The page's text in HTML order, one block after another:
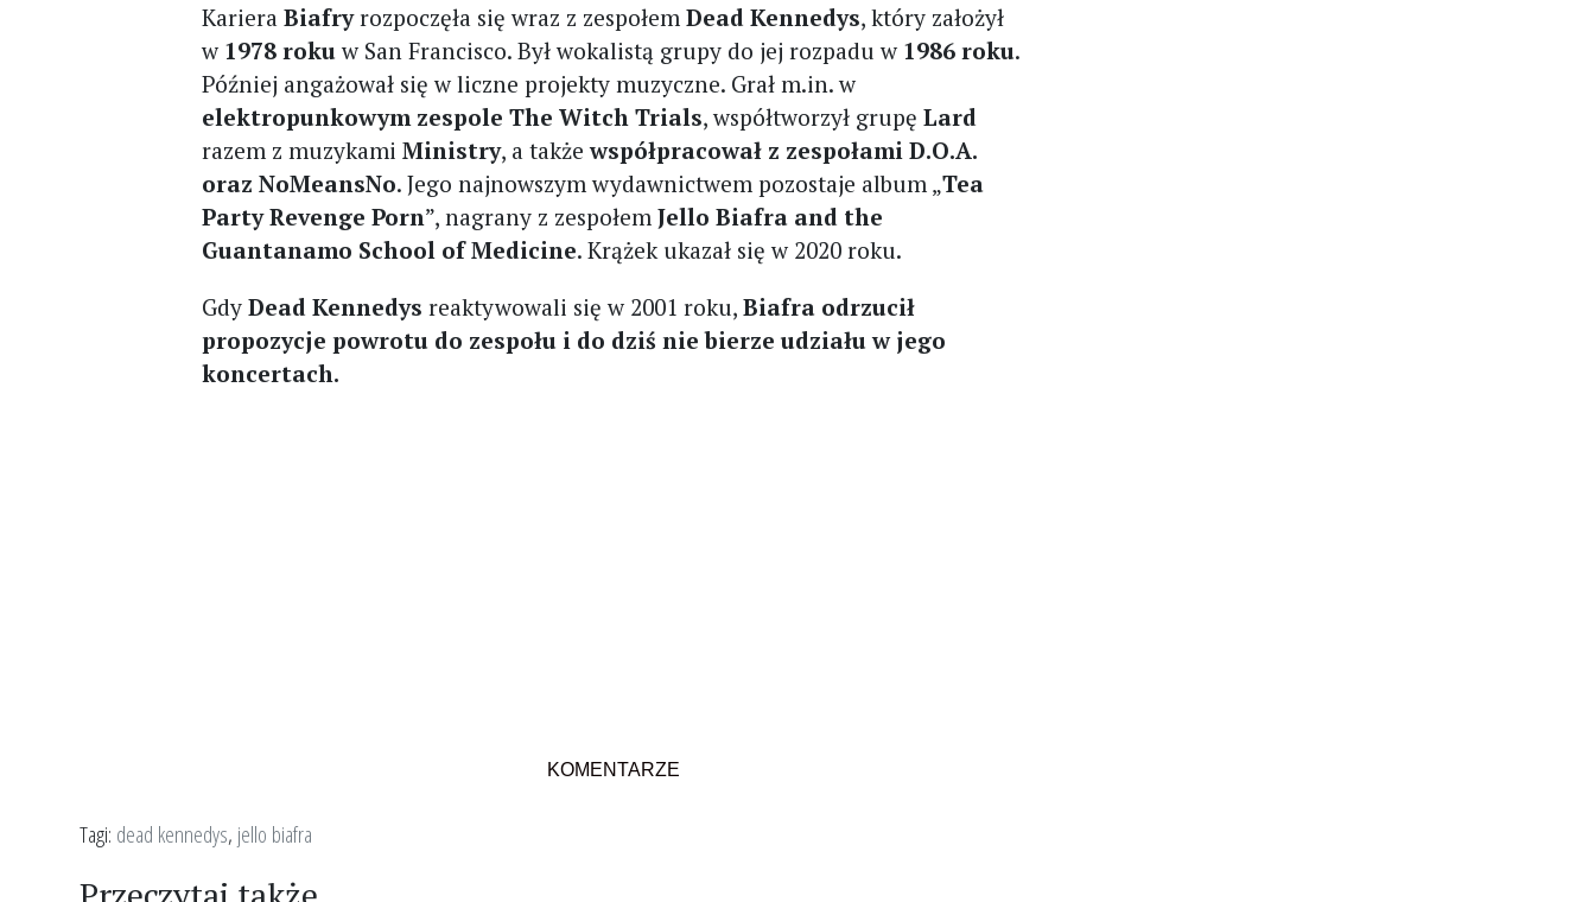
KarieraBiafry rozpoczęła się wraz z zespołemDead Kennedys, który założył
w 1978 rokuw San Francisco. Był wokalistą grupy do jej rozpadu w 1986 roku.
Później angażował się w liczne projekty muzyczne. Grał m.in. w
elektropunkowym zespole The Witch Trials, współtworzył grupęLard
razem z muzykamiMinistry, a takżewspółpracował z zespołami D.O.A.
oraz NoMeansNo. Jego najnowszym wydawnictwem pozostaje album „Tea
Party Revenge Porn”, nagrany z zespołemJello Biafra and the
Guantanamo School of Medicine. Krążek ukazał się w 2020 roku.
GdyDead Kennedys reaktywowali się w 2001 roku,Biafra odrzucił
propozycje powrotu do zespołu i do dziś nie bierze udziału w jego
koncertach.
KOMENTARZE
Tagi: dead kennedys, jello biafra